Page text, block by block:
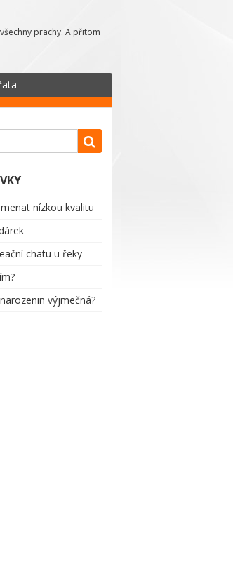
prachy. A přitom
nízkou kvalitu
chatu u řeky
výjmečná?